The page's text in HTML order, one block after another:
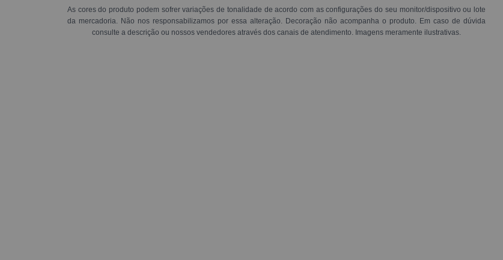
As cores do produto podem sofrer variações de tonalidade de acordo com as configurações do seu monitor/dispositivo ou lote
da mercadoria. Não nos responsabilizamos por essa alteração. Decoração não acompanha o produto. Em caso de dúvida
consulte a descrição ou nossos vendedores através dos canais de atendimento. Imagens meramente ilustrativas.